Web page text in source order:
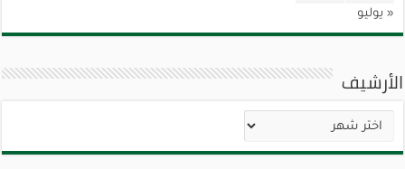
« يوليو
الأرشيف
الأرشيف